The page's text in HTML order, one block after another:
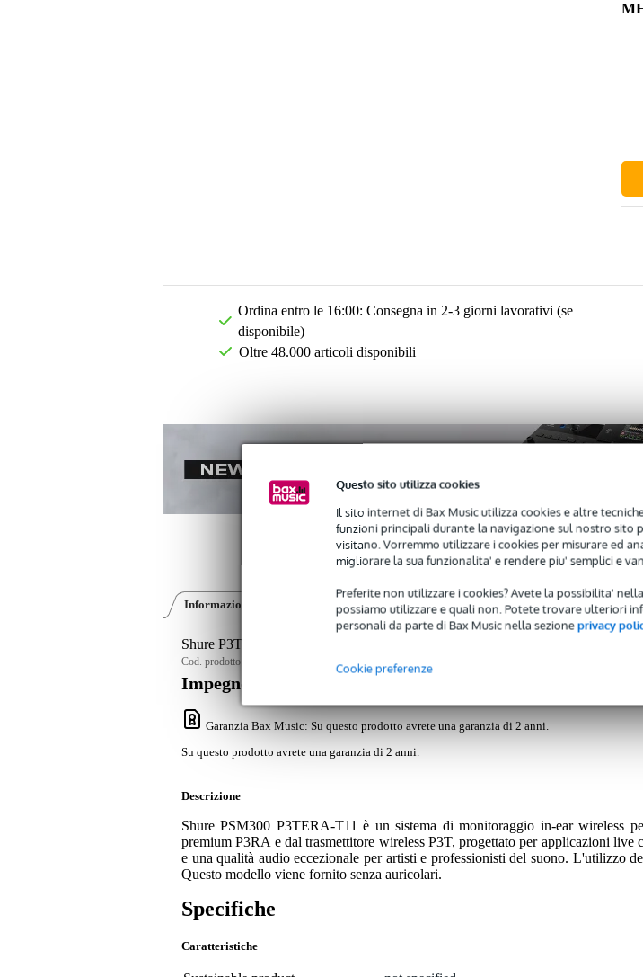
Questo sito utilizza cookies
Il sito internet di Bax Music utilizza cookies e altre
funzioni principali durante la navigazione sul nostro sito
visitano. Vorremmo utilizzare i cookies per misurare ed
migliorare la sua funzionalita' e rendere piu' semplici e
Preferite non utilizzare i cookies? Avete la possibilita'
possiamo utilizzare e quali non. Potete trovare ulteriori
personali da parte di Bax Music nella sezioneprivacy
Cookie preferenze
Ordina entro le 16:00: Consegna in 2-3 giorni lavorativi (se
disponibile)
Oltre 48.000 articoli disponibili
Informazioni sul prodotto Recensioni (0)
Shure P3TRA (T11, 863-865 MHz) Set di auricolari PSM 300
Cod. prodotto:
Impegno di servizio
Garanzia Bax Music: Su questo prodotto avrete una garanzia di 2 anni.
Su questo prodotto avrete una garanzia di 2 anni.
Descrizione
Shure PSM300 P3TERA-T11 è un sistema di monitoraggio in-ear wireless
premium P3RA e dal trasmettitore wireless P3T, progettato per applicazioni
e una qualità audio eccezionale per artisti e professionisti del suono. L'utilizzo
Questo modello viene fornito senza auricolari.
Specifiche
Caratteristiche